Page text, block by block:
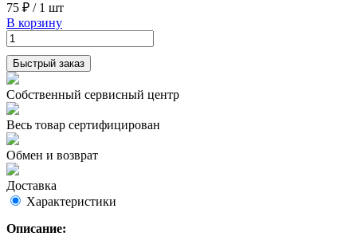
75 ₽ / 1 шт
В корзину
Быстрый заказ
Собственный сервисный центр
Весь товар сертифицирован
Обмен и возврат
Доставка
Характеристики
Описание: